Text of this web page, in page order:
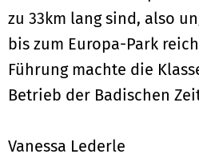
zu 33km lang sind, also
bis zum Europa-Park
Führung machte die
Betrieb der Badischen
Vanessa Lederle